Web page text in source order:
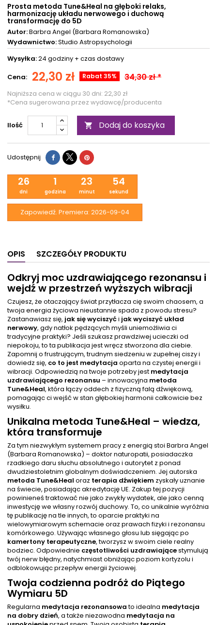
Prosta metoda Tune&Heal na głęboki relaks,
harmonizację układu nerwowego i duchową
transformację do 5D
Autor:Barbra Angel (Barbara Romanowska)
Wydawnictwo:Studio Astropsychologii
Wysyłka:24 godziny + czas dostawy
Cena: 22,30 zł Rabat 35% 34,30 zł *
Najniższa cena w ciągu 30 dni: 22,30 zł
*Cena sugerowana przez wydawcę/producenta
Ilość  Dodaj do koszyka
Udostępnij
26
dni
1
godzina
23
minut
54
sekund
Zapowiedź. Premiera: 2026-09-04
OPIS SZCZEGÓŁY PRODUKTU
Odkryj moc uzdrawiającego rezonansu i
wejdź w przestrzeń wyższych wibracji
Czujesz, że otaczający świat przytłacza cię swoim chaosem, a
twoja energia życiowa nieustannie spada z powodu stresu?
Zastanawiasz się, jak się wyciszyći jak wyciszyć układ
nerwowy, gdy natłok pędzących myśli uniemożliwia ci
tradycyjne praktyki? Jeśli szukasz prawdziwej ucieczki od
niepokoju, to ta publikacja jest wręcz stworzona dla ciebie.
Zapomnij o frustrującym, trudnym siedzeniu w zupełnej ciszy i
dowiedz się, co to jest medytacja oparta na czystej energii i
wibracji. Odpowiedzią na twoje potrzeby jest medytacja
uzdrawiającego rezonansu – innowacyjna metoda
Tune&Heal, która łączy oddech z fizyczną falą dźwiękową,
pomagając ci wejść w stan głębokiej harmonii całkowicie bez
wysiłku.
Unikalna metoda Tune&Heal – wiedza,
która transformuje
Za tym niezwykłym systemem pracy z energią stoi Barbra Angel
(Barbara Romanowska) – doktor naturopatii, posiadaczka
rzadkiego daru słuchu absolutnego i autorytet z ponad
dwudziestoletnim globalnym doświadczeniem. Jej autorska
metoda Tune&Heal oraz terapia dźwiękiem zyskały uznanie
na świecie, posiadając akredytację UE. Zakup tej pozycji
powinieneś traktować nie jako zwykły wydatek, ale jako cenną
inwestycję we własny rozwój duchowy. To, co unikalnie wyróżnia
tę publikację na tle innych, to oparcie praktyki na
wielowymiarowym schemacie oraz prawach fizyki i rezonansu
komórkowego. Używając własnego głosu lub sięgając po
kamertony terapeutyczne, tworzysz w swoim ciele realny
bodziec. Odpowiednie częstotliwości uzdrawiającestymulują
twój nerw błędny, natychmiast obniżając poziom kortyzolu i
odblokowując przepływ energii życiowej.
Twoja codzienna podróż do Piątego
Wymiaru 5D
Regularna medytacja rezonansowato idealna medytacja
na dobry dzień, a także niezawodna medytacja na